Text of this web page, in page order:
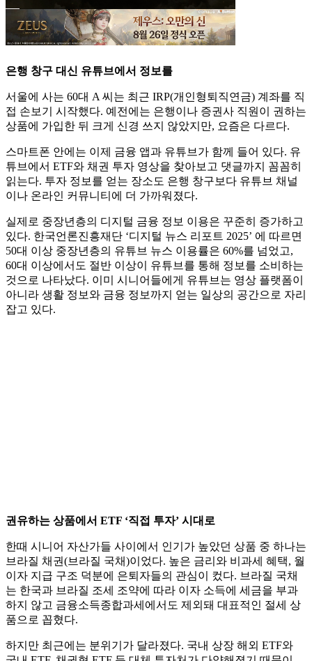
은행 창구 대신 유튜브에서 정보를
서울에 사는 60대 A 씨는 최근 IRP(개인형퇴직연금) 계좌를 직
접 손보기 시작했다. 예전에는 은행이나 증권사 직원이 권하는
상품에 가입한 뒤 크게 신경 쓰지 않았지만, 요즘은 다르다.
스마트폰 안에는 이제 금융 앱과 유튜브가 함께 들어 있다. 유
튜브에서 ETF와 채권 투자 영상을 찾아보고 댓글까지 꼼꼼히
읽는다. 투자 정보를 얻는 장소도 은행 창구보다 유튜브 채널
이나 온라인 커뮤니티에 더 가까워졌다.
실제로 중장년층의 디지털 금융 정보 이용은 꾸준히 증가하고
있다. 한국언론진흥재단 ‘디지털 뉴스 리포트 2025’ 에 따르면
50대 이상 중장년층의 유튜브 뉴스 이용률은 60%를 넘었고,
60대 이상에서도 절반 이상이 유튜브를 통해 정보를 소비하는
것으로 나타났다. 이미 시니어들에게 유튜브는 영상 플랫폼이
아니라 생활 정보와 금융 정보까지 얻는 일상의 공간으로 자리
잡고 있다.
권유하는 상품에서 ETF ‘직접 투자’ 시대로
한때 시니어 자산가들 사이에서 인기가 높았던 상품 중 하나는
브라질 채권(브라질 국채)이었다. 높은 금리와 비과세 혜택, 월
이자 지급 구조 덕분에 은퇴자들의 관심이 컸다. 브라질 국채
는 한국과 브라질 조세 조약에 따라 이자 소득에 세금을 부과
하지 않고 금융소득종합과세에서도 제외돼 대표적인 절세 상
품으로 꼽혔다.
하지만 최근에는 분위기가 달라졌다. 국내 상장 해외 ETF와